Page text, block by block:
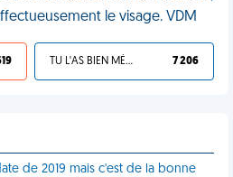
le visage. VDM
TU L'AS BIEN MÉRITÉ 7 206
de 2019 mais c'est de la bonne